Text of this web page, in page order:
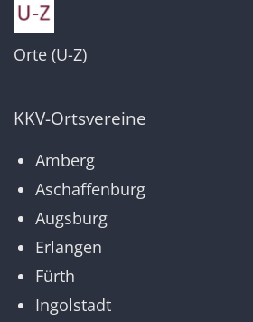
Orte (U-Z)
KKV-Ortsvereine
Amberg
Aschaffenburg
Augsburg
Erlangen
Fürth
Ingolstadt